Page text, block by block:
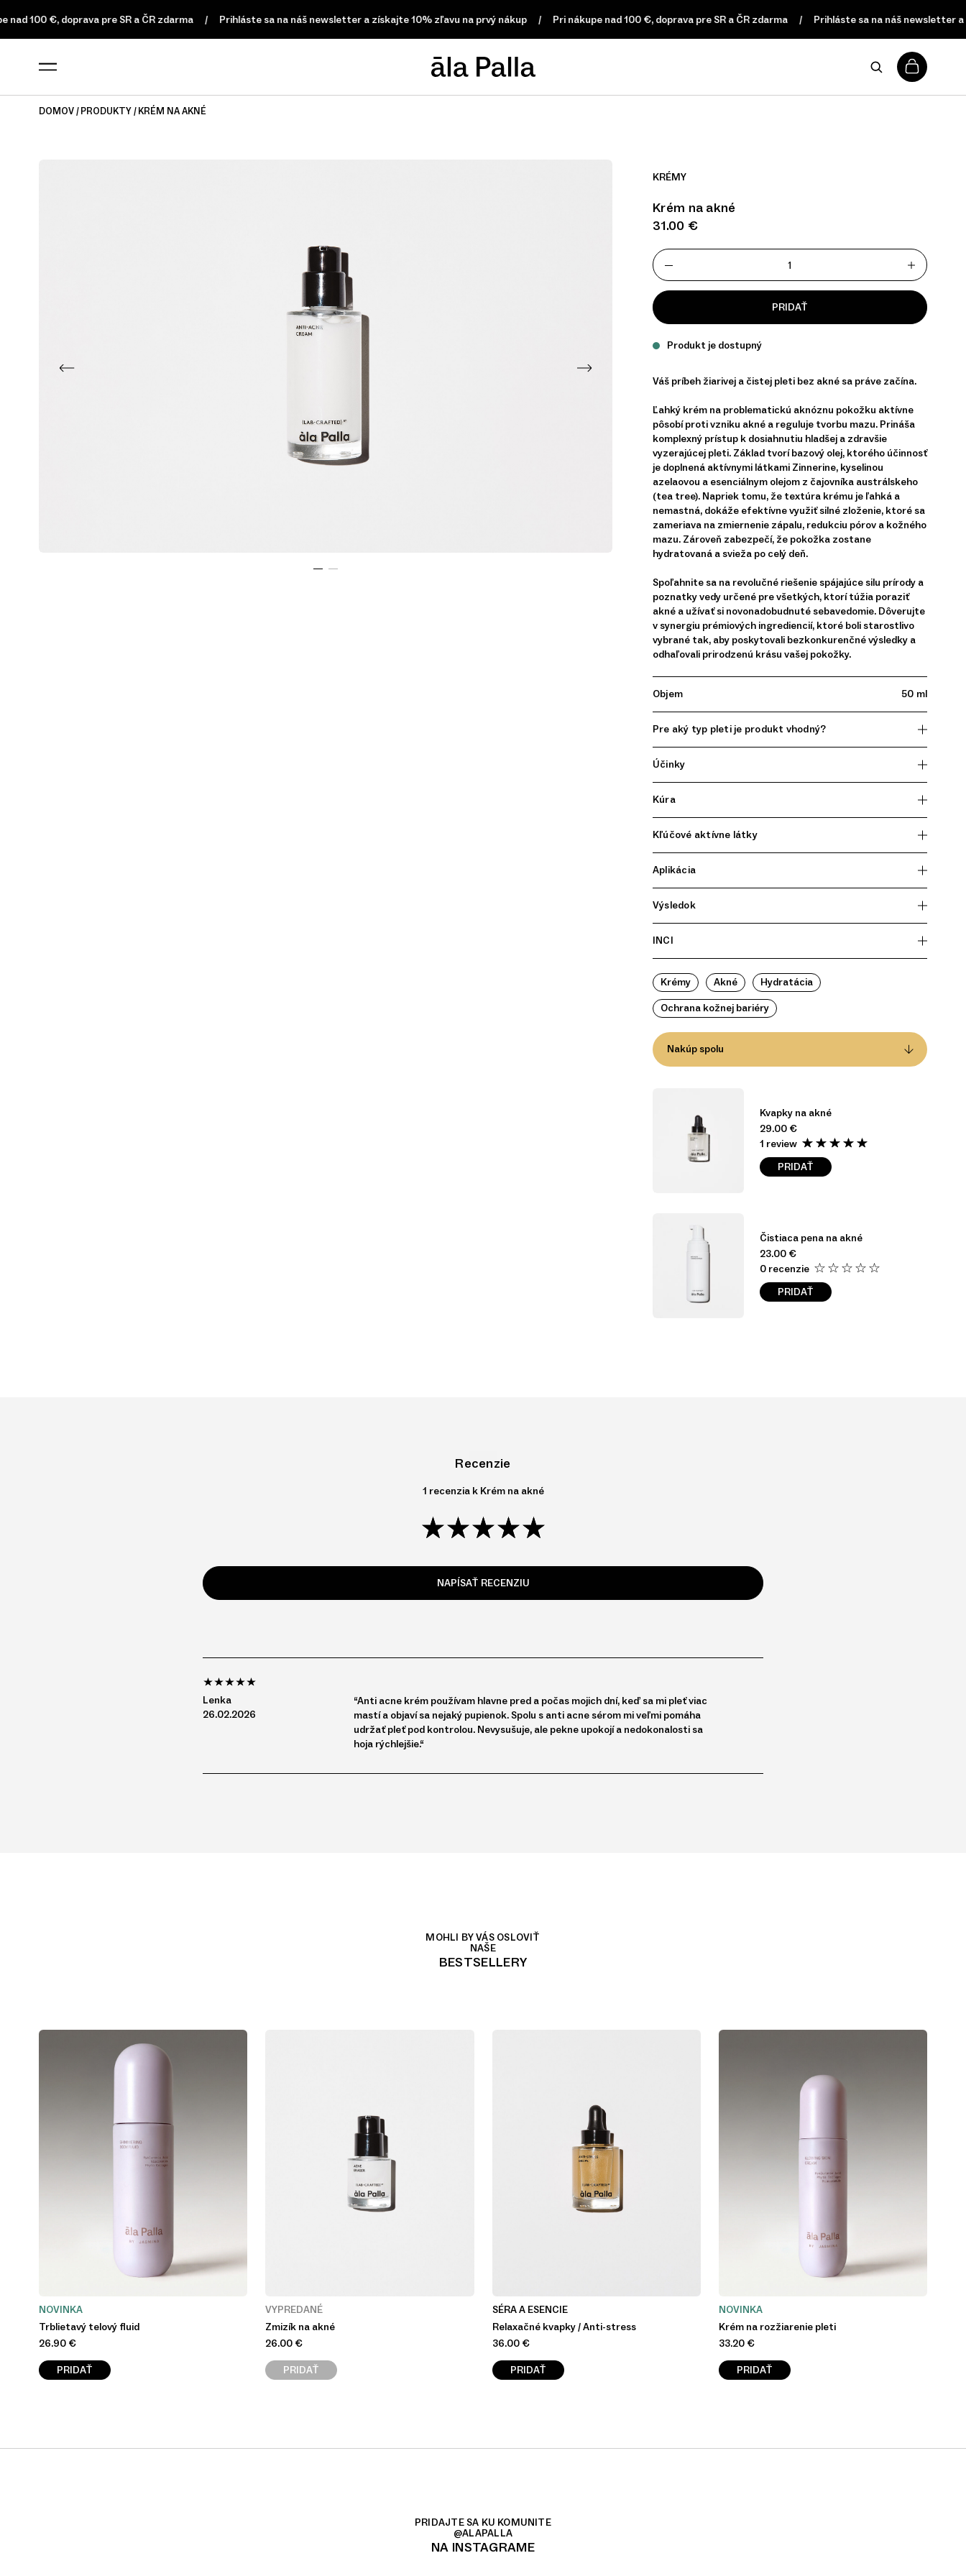
€, doprava pre SR a ČR zdarma Prihláste sa na náš newsletter a získajte 10% zľavu na prvý nákup Pri nákupe nad 100 €, doprava pre SR a ČR zdarma Prihláste sa na náš newsletter a
0
DOMOV PRODUKTY KRÉM NA AKNÉ
Previous Next
1 2
KRÉMY
Krém na akné
31.00 €
PRIDAŤ
Produkt je dostupný
Váš príbeh žiarivej a čistej pleti bez akné sa práve začína.
Ľahký krém na problematickú aknóznu pokožku aktívne
pôsobí proti vzniku akné a reguluje tvorbu mazu. Prináša
komplexný prístup k dosiahnutiu hladšej a zdravšie
vyzerajúcej pleti. Základ tvorí bazový olej, ktorého účinnosť
je doplnená aktívnymi látkami Zinnerine, kyselinou
azelaovou a esenciálnym olejom z čajovníka austrálskeho
(tea tree). Napriek tomu, že textúra krému je ľahká a
nemastná, dokáže efektívne využiť silné zloženie, ktoré sa
zameriava na zmiernenie zápalu, redukciu pórov a kožného
mazu. Zároveň zabezpečí, že pokožka zostane
hydratovaná a svieža po celý deň.
Spoľahnite sa na revolučné riešenie spájajúce silu prírody a
poznatky vedy určené pre všetkých, ktorí túžia poraziť
akné a užívať si novonadobudnuté sebavedomie. Dôverujte
v synergiu prémiových ingrediencií, ktoré boli starostlivo
vybrané tak, aby poskytovali bezkonkurenčné výsledky a
odhaľovali prirodzenú krásu vašej pokožky.
Objem 50 ml
Pre aký typ pleti je produkt vhodný?
Účinky
Kúra
Kľúčové aktívne látky
Aplikácia
Výsledok
INCI
Krémy Akné Hydratácia
Ochrana kožnej bariéry
Nakúp spolu
Kvapky na akné
29.00 €
1 review
PRIDAŤ
Čistiaca pena na akné
23.00 €
0 recenzie
PRIDAŤ
Recenzie
1 recenzia k Krém na akné
NAPÍSAŤ RECENZIU
Lenka
26.02.2026
“Anti acne krém používam hlavne pred a počas mojich dní, keď sa mi pleť viac
mastí a objaví sa nejaký pupienok. Spolu s anti acne sérom mi veľmi pomáha
udržať pleť pod kontrolou. Nevysušuje, ale pekne upokojí a nedokonalosti sa
hoja rýchlejšie.“
MOHLI BY VÁS OSLOVIŤ
NAŠE
BESTSELLERY
NOVINKA
Trblietavý telový fluid
26.90 €
PRIDAŤ
VYPREDANÉ
Zmizík na akné
26.00 €
PRIDAŤ
SÉRA A ESENCIE
Relaxačné kvapky / Anti-stress
36.00 €
PRIDAŤ
NOVINKA
Krém na rozžiarenie pleti
33.20 €
PRIDAŤ
PRIDAJTE SA KU KOMUNITE
@ALAPALLA
NA INSTAGRAME